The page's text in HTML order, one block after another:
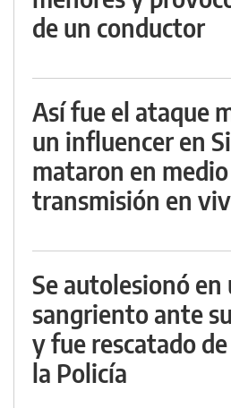
de un conductor
Así fue el ataque
un influencer en
mataron en
transmisión en
Se autolesionó en
sangriento ante
y fue rescatado
la Policía